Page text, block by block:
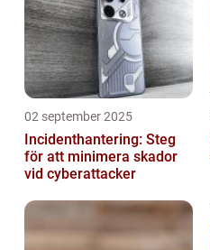
02 september 2025
Incidenthantering: Steg
för att minimera skador
vid cyberattacker